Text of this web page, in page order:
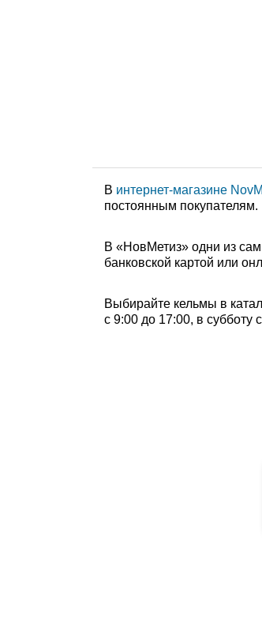
В интернет-магазине
постоянным покупателям.
В «НовМетиз» одни из
банковской картой или
Выбирайте кельмы в
с 9:00 до 17:00, в субботу